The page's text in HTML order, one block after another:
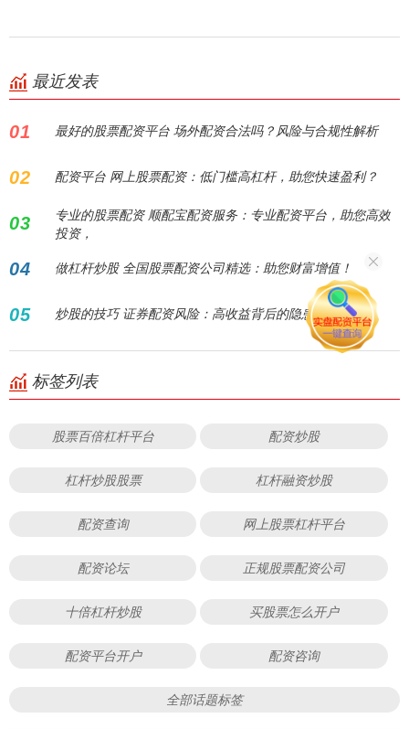
最近发表
01 最好的股票配资平台 场外配资合法吗？风险与合规性解析
02 配资平台 网上股票配资：低门槛高杠杆，助您快速盈利？
03
专业的股票配资 顺配宝配资服务：专业配资平台，助您高效
投资，
04 做杠杆炒股 全国股票配资公司精选：助您财富增值！
05 炒股的技巧 证券配资风险：高收益背后的隐患与应对
标签列表
股票百倍杠杆平台 配资炒股
杠杆炒股股票 杠杆融资炒股
配资查询 网上股票杠杆平台
配资论坛 正规股票配资公司
十倍杠杆炒股 买股票怎么开户
配资平台开户 配资咨询
全部话题标签